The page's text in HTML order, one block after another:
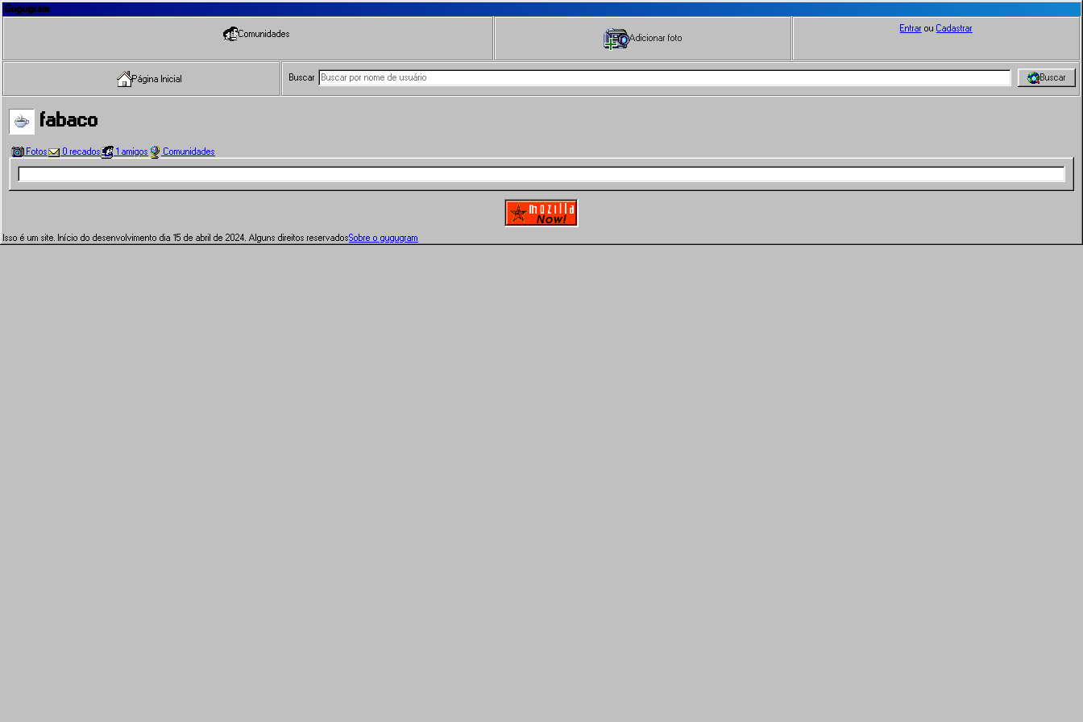
Gugugram
Página Inicial
Comunidades Adicionar foto
Buscar Buscar
Entrar ou Cadastrar
fabaco
Fotos 0 recados 1 amigos Comunidades
Isso é um site. Início do desenvolvimento dia 15 de abril de 2024. Alguns direitos reservadosSobre o gugugram